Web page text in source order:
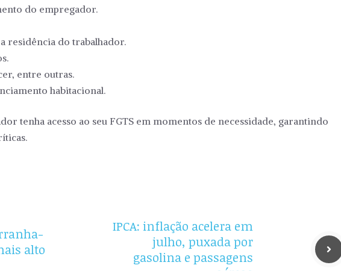
do empregador.
residência do trabalhador.
entre outras.
habitacional.
tenha acesso ao seu FGTS em momentos de necessidade, garantindo
alto
IPCA: inflação acelera em
julho, puxada por
gasolina e passagens